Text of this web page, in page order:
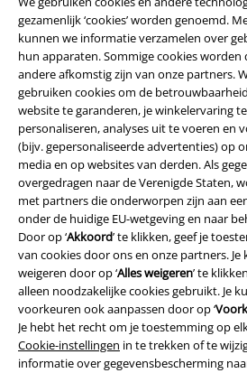
gezamenlijk ‘cookies’ worden genoemd.
kunnen we informatie verzamelen over
hun apparaten. Sommige cookies
andere afkomstig zijn van onze partners.
gebruiken cookies om de
website te garanderen, je winkelervaring
personaliseren, analyses uit te voeren en
(bijv. gepersonaliseerde advertenties) op
media en op websites van derden. Als
overgedragen naar de Verenigde Staten,
met partners die onderworpen zijn aan
onder de huidige EU-wetgeving en naar
Door op ‘Akkoord’ te klikken, geef je
van cookies door ons en onze partners.
weigeren door op ‘Alles weigeren’ te
alleen noodzakelijke cookies gebruikt. Je
voorkeuren ook aanpassen door op ‘
Je hebt het recht om je toestemming op
Cookie-instellingen in te trekken of te
informatie over gegevensbescherming
Over Large
Partnerprogramma's
Duurzaamheid
Maak deel uit van de